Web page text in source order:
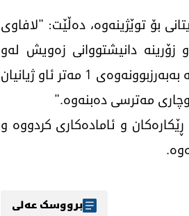
بۆ توێژینه‌وه،‌ ده‌ڵێت: "لافاوی
زۆرینه‌ دانیشتووانی زه‌ویش له‌و
ناوچانه‌دا ده‌ژین . 230 ملیۆن كه‌س له‌ شوێنیكی كه‌ناراوه‌كان ده‌ژین كه‌ به‌به‌رزبوونه‌وه‌ی 1 مه‌تر ئاو ژیانیان
و ئاماده‌كاری كردووه‌ و
برووسک عەلی